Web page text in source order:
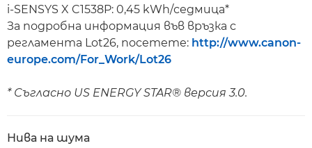
i-SENSYS X C1538P: 0,45 kWh/седмица*
За подробна информация във връзка с
регламента Lot26, посетете: http://www.canon-
europe.com/For_Work/Lot26
* Съгласно US ENERGY STAR® версия 3.0.
Нива на шума